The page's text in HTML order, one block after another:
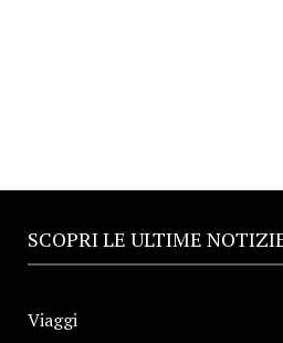
SCOPRI LE ULTIME
Viaggi